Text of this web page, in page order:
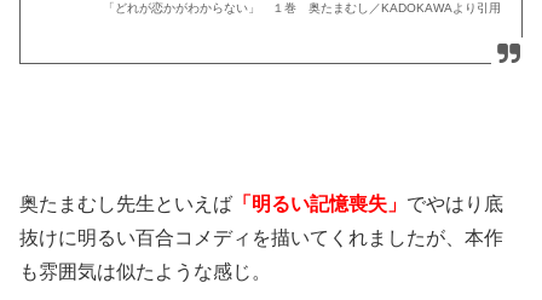
「どれが恋かがわからない」 １巻 奥たまむし／KADOKAWAより引用
奥たまむし先生といえば 「明るい記憶喪失」 でやはり底
抜けに明るい百合コメディを描いてくれましたが、本作
も雰囲気は似たような感じ。